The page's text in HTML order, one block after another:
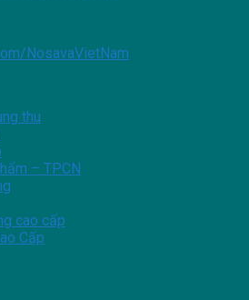
NosavaVietNam
thu
– TPCN
cao cấp
Cấp